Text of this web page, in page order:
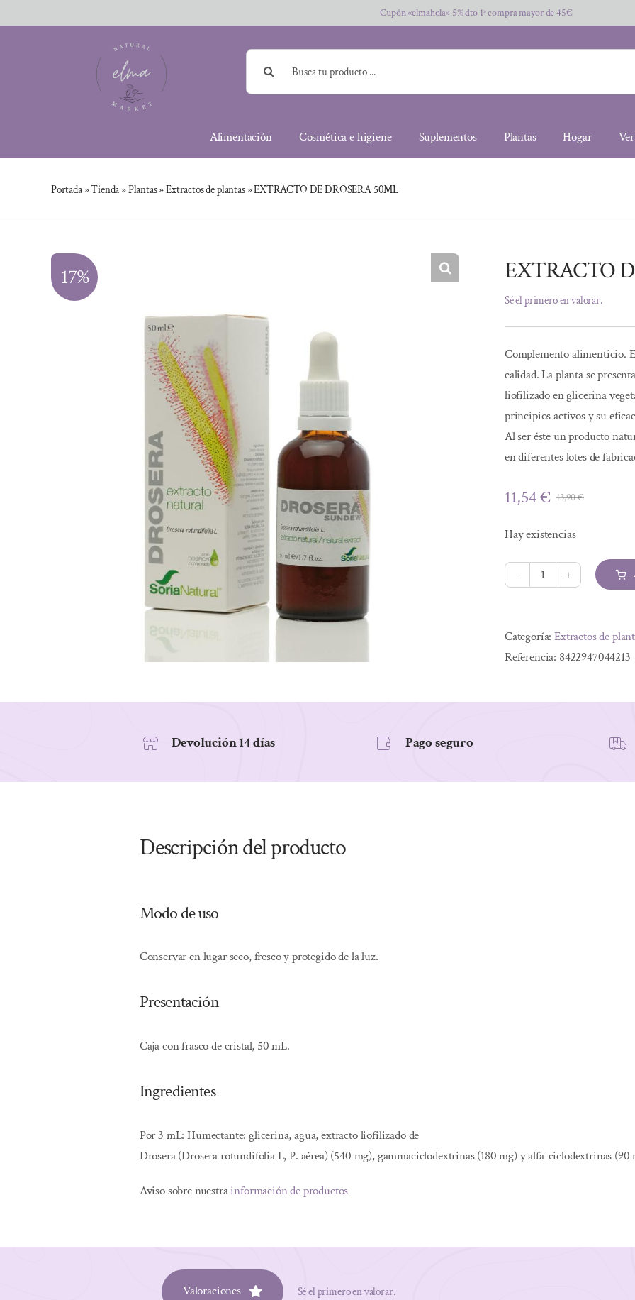
al
Cupón «elmahola» 5% dto 1ª compra mayor de 45€
Buscar:
Alimentación Cosmética e higiene Suplementos Plantas Hogar
Portada»Tienda»Plantas»Extractos de plantas»EXTRACTO DE DROSERA 50ML
17% EXTRACTO
Sé el primero en valorar.
Complemento alimenticio.
calidad. La planta se
liofilizado en glicerina
principios activos y su
Al ser éste un producto
en diferentes lotes de
13,90€El
era:
13,90 €.
11,54€
El
es:
11,54 €.
Hay existencias
EXTRACTO
50ML
cantidad
Categoría:Extractos de
Referencia: 8422947044213
Devolución 14 días Pago seguro
Descripción del producto
Modo de uso
Conservar en lugar seco, fresco y protegido de la luz.
Presentación
Caja con frasco de cristal, 50 mL.
Ingredientes
Por 3 mL: Humectante: glicerina, agua, extracto liofilizado de
Drosera (Drosera rotundifolia L, P. aérea) (540 mg), gammaciclodextrinas (180 mg) y alfa-ciclodextrinas (90
Aviso sobre nuestrainformación de productos
Valoraciones Sé el primero en valorar.